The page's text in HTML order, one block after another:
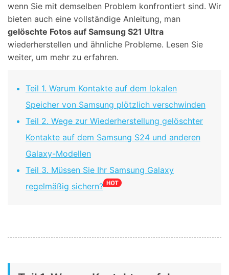
wenn Sie mit demselben Problem konfrontiert sind. Wir
bieten auch eine vollständige Anleitung, man
gelöschte Fotos auf Samsung S21 Ultra
wiederherstellen und ähnliche Probleme. Lesen Sie
weiter, um mehr zu erfahren.
Teil 1. Warum Kontakte auf dem lokalen
Speicher von Samsung plötzlich verschwinden
Teil 2. Wege zur Wiederherstellung gelöschter
Kontakte auf dem Samsung S24 und anderen
Galaxy-Modellen
Teil 3. Müssen Sie Ihr Samsung Galaxy
regelmäßig sichern?